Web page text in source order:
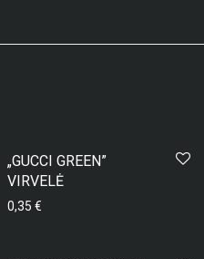
„GUCCI GREEN”
VIRVELĖ
0,35 €